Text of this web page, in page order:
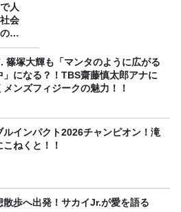
人
会
リ
篠塚大輝も「マンタのように広がる
」になる？！TBS齋藤慎太郎アナに
メンズフィジークの魅力！！
ルインパクト2026チャンピオン！滝
こねくと！！
散歩へ出発！サカイJr.が愛を語る